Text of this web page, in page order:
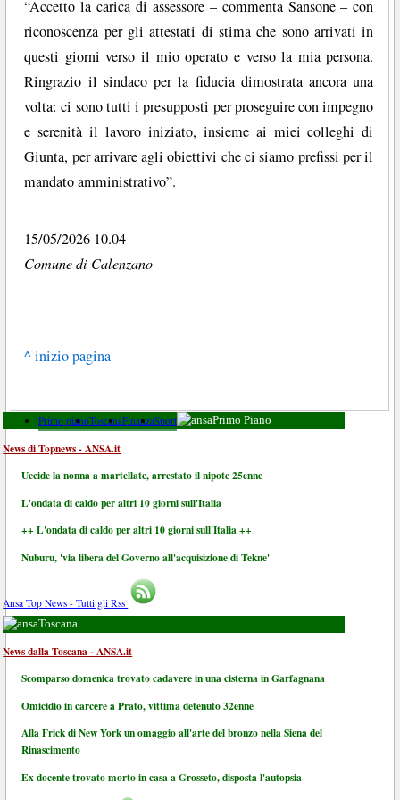
“Accetto la carica di assessore – commenta Sansone – con
riconoscenza per gli attestati di stima che sono arrivati in
questi giorni verso il mio operato e verso la mia persona.
Ringrazio il sindaco per la fiducia dimostrata ancora una
volta: ci sono tutti i presupposti per proseguire con impegno
e serenità il lavoro iniziato, insieme ai miei colleghi di
Giunta, per arrivare agli obiettivi che ci siamo prefissi per il
mandato amministrativo”.
15/05/2026 10.04
Comune di Calenzano
^ inizio pagina
Primo pianoToscanaFinanzaSport Primo Piano
News di Topnews - ANSA.it
Uccide la nonna a martellate, arrestato il nipote 25enne
L'ondata di caldo per altri 10 giorni sull'Italia
++ L'ondata di caldo per altri 10 giorni sull'Italia ++
Nuburu, 'via libera del Governo all'acquisizione di Tekne'
Ansa Top News - Tutti gli Rss
Toscana
News dalla Toscana - ANSA.it
Scomparso domenica trovato cadavere in una cisterna in Garfagnana
Omicidio in carcere a Prato, vittima detenuto 32enne
Alla Frick di New York un omaggio all'arte del bronzo nella Siena del
Rinascimento
Ex docente trovato morto in casa a Grosseto, disposta l'autopsia